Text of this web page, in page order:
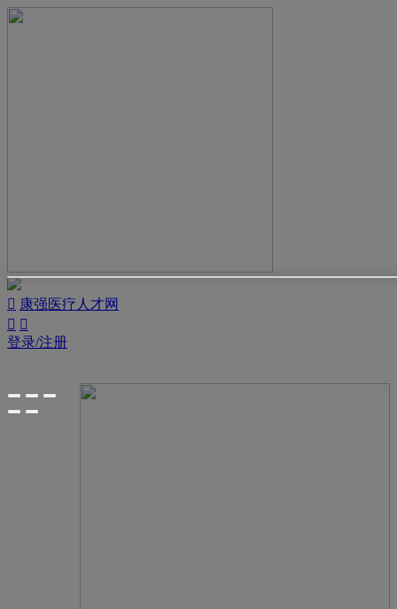
 康强医疗人才网
 
登录/注册